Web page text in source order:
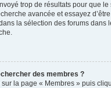
trop de résultats pour que
avancée et essayez
la sélection des forums dans
des membres ?
la page « Membres » puis